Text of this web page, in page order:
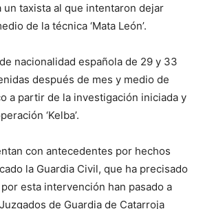
taxista al que intentaron dejar
de la técnica ‘Mata León’.
nacionalidad española de 29 y 33
después de mes y medio de
a partir de la investigación iniciada y
‘Kelba’.
con antecedentes por hechos
la Guardia Civil, que ha precisado
esta intervención han pasado a
de Guardia de Catarroja